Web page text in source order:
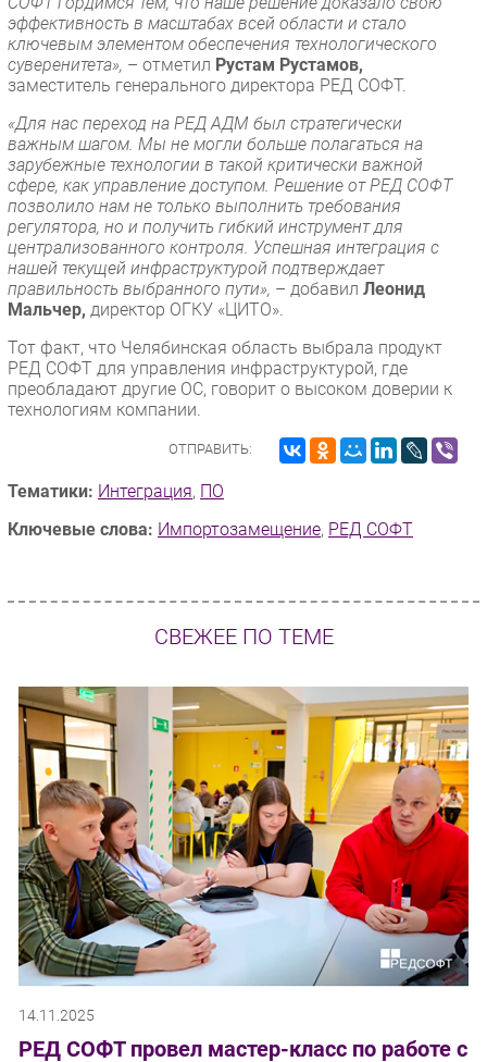
эффективность в масштабах всей области и стало
ключевым элементом обеспечения технологического
суверенитета», – отметил Рустам Рустамов,
заместитель генерального директора РЕД СОФТ.
«Для нас переход на РЕД АДМ был стратегически
важным шагом. Мы не могли больше полагаться на
зарубежные технологии в такой критически важной
сфере, как управление доступом. Решение от РЕД СОФТ
позволило нам не только выполнить требования
регулятора, но и получить гибкий инструмент для
централизованного контроля. Успешная интеграция с
нашей текущей инфраструктурой подтверждает
правильность выбранного пути», – добавил Леонид
Мальчер, директор ОГКУ «ЦИТО».
Тот факт, что Челябинская область выбрала продукт
РЕД СОФТ для управления инфраструктурой, где
преобладают другие ОС, говорит о высоком доверии к
технологиям компании.
ОТПРАВИТЬ:
Тематики: Интеграция, ПО
Ключевые слова: Импорто­замещение, РЕД СОФТ
СВЕЖЕЕ ПО ТЕМЕ
14.11.2025
РЕД СОФТ провел мастер-класс по работе с